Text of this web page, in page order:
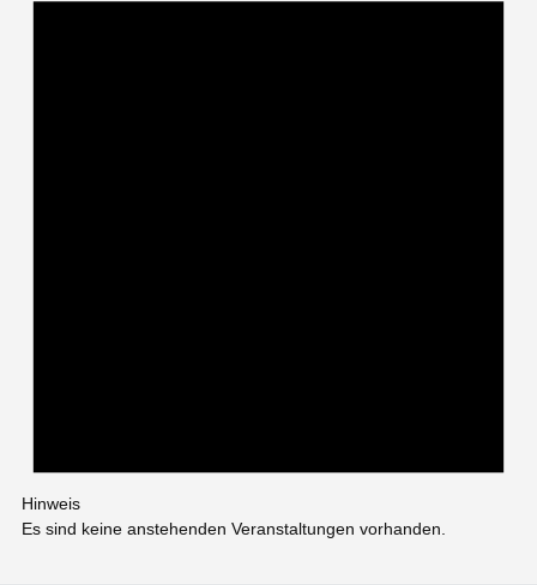
Hinweis
Es sind keine anstehenden Veranstaltungen vorhanden.